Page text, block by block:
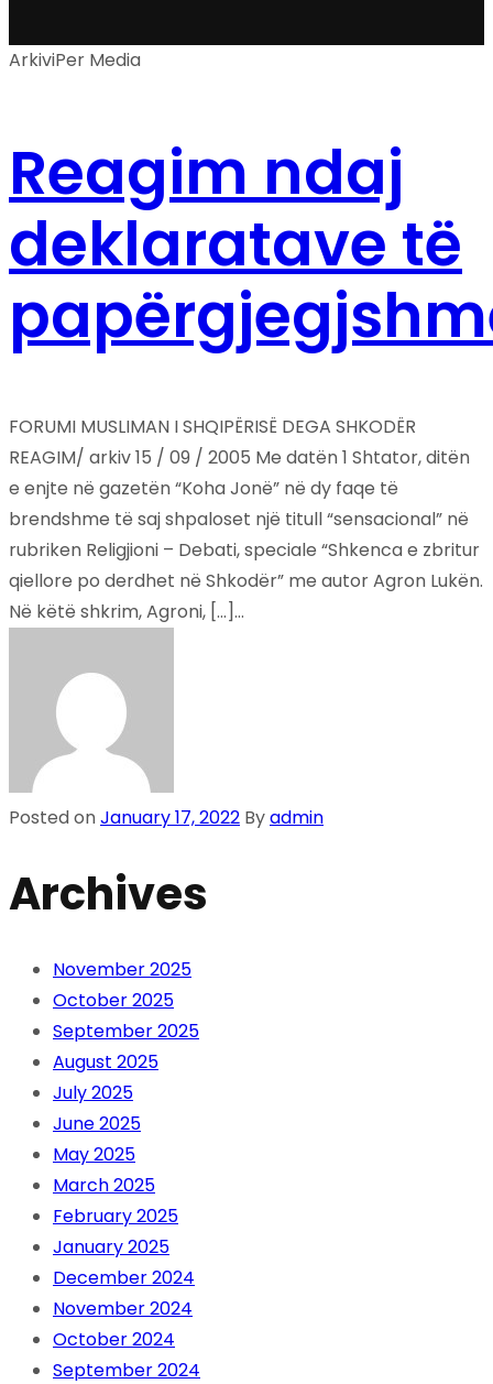
ArkiviPer Media
Reagim ndaj
deklaratave të
FORUMI MUSLIMAN I SHQIPËRISË DEGA SHKODËR
REAGIM/ arkiv 15 / 09 / 2005 Me datën 1 Shtator, ditën
e enjte në gazetën “Koha Jonë” në dy faqe të
brendshme të saj shpaloset një titull “sensacional” në
rubriken Religjioni – Debati, speciale “Shkenca e zbritur
qiellore po derdhet në Shkodër” me autor Agron Lukën.
Në këtë shkrim, Agroni, […]...
Posted onJanuary 17, 2022 Byadmin
Archives
November 2025
October 2025
September 2025
August 2025
July 2025
June 2025
May 2025
March 2025
February 2025
January 2025
December 2024
November 2024
October 2024
September 2024